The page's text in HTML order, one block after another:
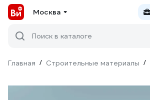
Москва
Поиск в каталоге
Главная / Строительные материалы /